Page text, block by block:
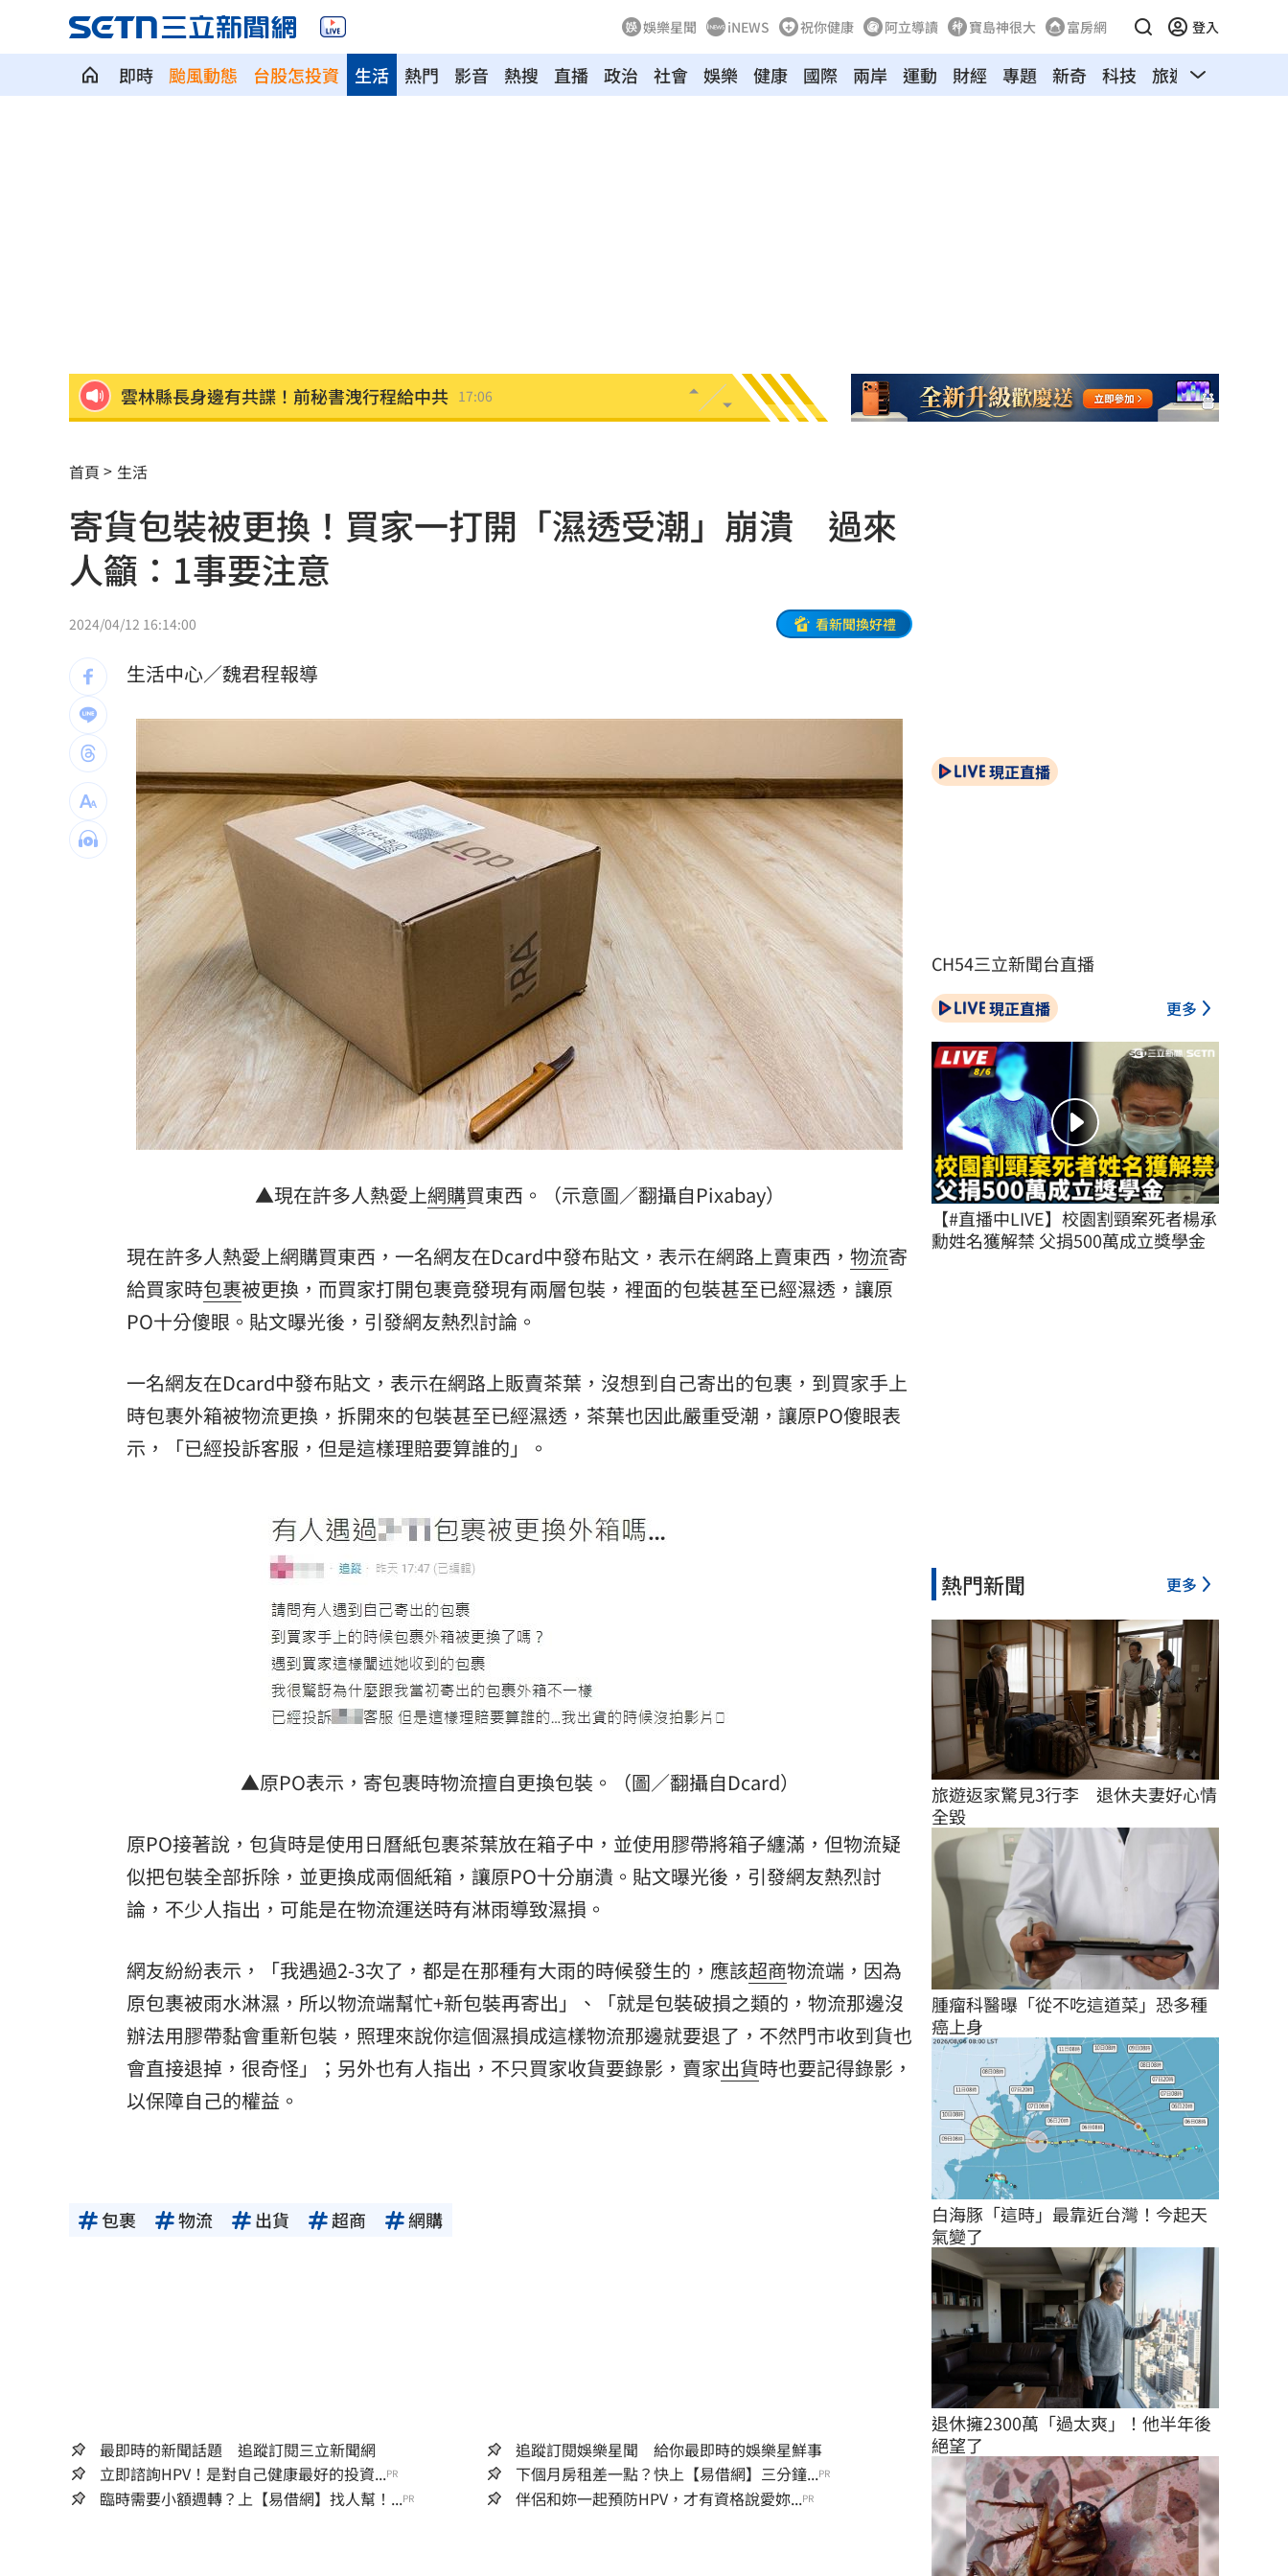
娛樂星聞 iNEWS 祝你健康 阿立導讀 寶島神很大 富房網 登入
即時 颱風動態 台股怎投資 熱門 影音 熱搜 直播 政治 社會 娛樂
生活 健康 國際 兩岸 運動 財經 專題 新奇 科技 旅遊 汽車
雲林縣長身邊有共諜！前秘書洩行程給中共
知名男星下班路寵粉遭檢舉 慘被公安約談
永慶涉洩漏個資3人交保 總部解除加盟！
iPhone 17 Pro空機下殺 三星S26+降近8千 17:01
品牌如何用YouTube Shopping導購？
南韓軍方：北韓朝「日本海」發射彈道飛彈 16:54
獨／全台最大鍍膜店保養 遭重踩拉轉試車 16:53
PO柯文哲慶生照！陳佩琪曝「開了新存摺」 16:53
全網最醜邊牧被帶走了！狗爸媽焦慮到送醫 16:51
金門縣民卡全面數位化！悠遊付綁定享便利
傳離婚檢場、女兒非親生 李翊君露面回應
台灣彩券開獎直播中 20:31
LIVE三立+24小時直播 15:27
三立iNEWS新聞台線上直播 18:00
油品食安事件引關注 挑選保健食品要注意 13:00
酷澎「爸氣父親節」國際官方品牌齊聚 11:00
首頁 生活
寄貨包裝被更換！買家一打開「濕透受潮」崩潰 過來
人籲：1事要注意
2024/04/12 16:14:00 看新聞換好禮
生活中心／魏君程報導
▲現在許多人熱愛上網購買東西。（示意圖／翻攝自Pixabay）
現在許多人熱愛上網購買東西，一名網友在Dcard中發布貼文，表示在網路上賣東西， 物流寄
給買家時包裹被更換，而買家打開包裹竟發現有兩層包裝，裡面的包裝甚至已經濕透，讓原
PO十分傻眼。貼文曝光後，引發網友熱烈討論。
一名網友在Dcard中發布貼文，表示在網路上販賣茶葉，沒想到自己寄出的包裹，到買家手上
時包裹外箱被物流更換，拆開來的包裝甚至已經濕透，茶葉也因此嚴重受潮，讓原PO傻眼表
示，「已經投訴客服，但是這樣理賠要算誰的」。
▲原PO表示，寄包裹時物流擅自更換包裝。（圖／翻攝自Dcard）
原PO接著說，包貨時是使用日曆紙包裹茶葉放在箱子中，並使用膠帶將箱子纏滿，但物流疑
似把包裝全部拆除，並更換成兩個紙箱，讓原PO十分崩潰。貼文曝光後，引發網友熱烈討
論，不少人指出，可能是在物流運送時有淋雨導致濕損。
網友紛紛表示，「我遇過2-3次了，都是在那種有大雨的時候發生的，應該超商物流端，因為
原包裹被雨水淋濕，所以物流端幫忙+新包裝再寄出」、「就是包裝破損之類的，物流那邊沒
辦法用膠帶黏會重新包裝，照理來說你這個濕損成這樣物流那邊就要退了，不然門市收到貨也
會直接退掉，很奇怪」；另外也有人指出，不只買家收貨要錄影，賣家出貨時也要記得錄影，
以保障自己的權益。
包裹 物流 出貨 超商 網購
最即時的新聞話題 追蹤訂閱三立新聞網
追蹤訂閱娛樂星聞 給你最即時的娛樂星鮮事
立即諮詢HPV！是對自己健康最好的投資...PR 下個月房租差一點？快上【易借網】三分鐘...PR
臨時需要小額週轉？上【易借網】找人幫！...PR 伴侶和妳一起預防HPV，才有資格說愛妳...PR
現正直播
CH54三立新聞台直播
現正直播 更多
【#直播中LIVE】校園割頸案死者楊承
勳姓名獲解禁 父捐500萬成立獎學金
熱門新聞 更多
旅遊返家驚見3行李　退休夫妻好心情
全毀
腫瘤科醫曝「從不吃這道菜」恐多種
癌上身
白海豚「這時」最靠近台灣！今起天
氣變了
退休擁2300萬「過太爽」！他半年後
絕望了